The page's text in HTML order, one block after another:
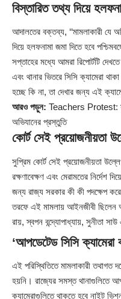
বিস্তারিত তথ্য দিয়ে
আদালতের বক্তব্য, ‘‘মামলাকারী যে
দিয়ে হলফনামা জমা দিতে হবে
সপ্তাহের মধ্যে আমরা রিপোর্টটি
এবং থানার ভিতরে সিসি ক্যামেরা
হচ্ছে কি না, তা দেখার জন্য এই
আরও পড়ুন: Teachers Protest:
অভিযানের প্রস্তুতি
কোর্ট সেই প্রয়োজনীয়তা
সুপ্রিম কোর্ট সেই প্রয়োজনীয়তা
রক্ষণাবেক্ষণ এবং মেরামতের নির্দেশ
জন্য রাজ্য সরকার কী কী পদক্ষেপ
তরফে এই মামলায় আইনজীবী ছিলেন
রায়, স্বপন বন্দ্যোপাধ্যায়, সুনীতা
‘আপডেটেড সিসি ক্যামেরা
এই পরিস্থিতিতে মামলাকারী তথাগত
হয়নি। রাজ্যের সমস্ত থানাগুলিতে
ক্যামেরাগুলিতে থাকতে হবে নাইট